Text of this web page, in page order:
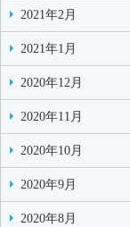
2021年2月
2021年1月
2020年12月
2020年11月
2020年10月
2020年9月
2020年8月